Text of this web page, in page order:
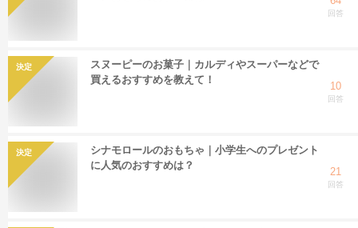
回答
決定
スヌーピーのお菓子｜カルディやスーパーなどで
買えるおすすめを教えて！
10
回答
決定
シナモロールのおもちゃ｜小学生へのプレゼント
に人気のおすすめは？
21
回答